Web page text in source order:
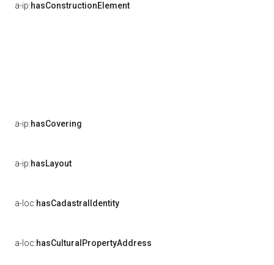
a-ip:hasConstructionElement
a-ip:hasCovering
a-ip:hasLayout
a-loc:hasCadastralIdentity
a-loc:hasCulturalPropertyAddress